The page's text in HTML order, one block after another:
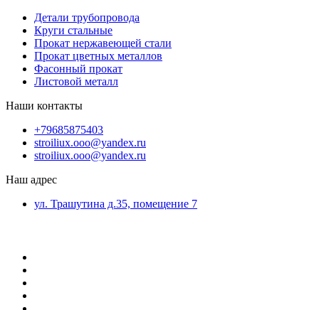
Детали трубопровода
Круги стальные
Прокат нержавеющей стали
Прокат цветных металлов
Фасонный прокат
Листовой металл
Наши контакты
+79685875403
stroiliux.ooo@yandex.ru
stroiliux.ooo@yandex.ru
Наш адрес
ул. Трашутина д.35, помещение 7